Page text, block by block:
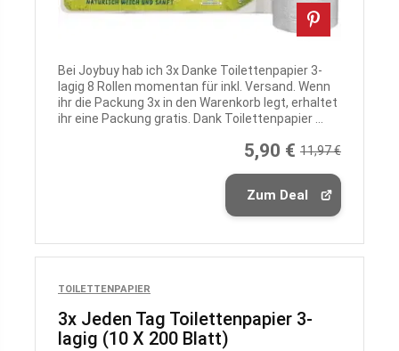
Bei Joybuy hab ich 3x Danke Toilettenpapier 3-
lagig 8 Rollen momentan für inkl. Versand. Wenn
ihr die Packung 3x in den Warenkorb legt, erhaltet
ihr eine Packung gratis. Dank Toilettenpapier ...
5,90 € 11,97 €
Zum Deal
TOILETTENPAPIER
3x Jeden Tag Toilettenpapier 3-
lagig (10 X 200 Blatt)